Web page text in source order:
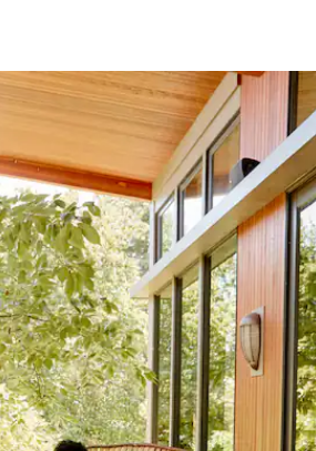
de las flechas hacia arriba y hacia